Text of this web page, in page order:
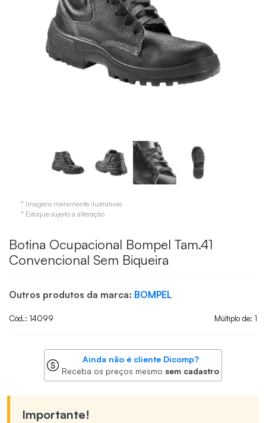
* Imagens meramente ilustrativas
* Estoque sujeito a alteração
Botina Ocupacional Bompel Tam.41
Convencional Sem Biqueira
Outros produtos da marca: BOMPEL
Cód.: 14099 Múltiplo de: 1
Ainda não é cliente Dicomp?
Receba os preços mesmo sem cadastro
Importante!